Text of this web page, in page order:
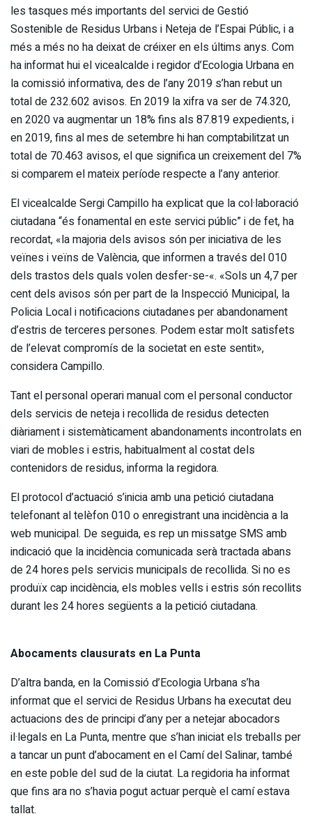
les tasques més importants del servici de Gestió
Sostenible de Residus Urbans i Neteja de l’Espai Públic, i a
més a més no ha deixat de créixer en els últims anys. Com
ha informat hui el vicealcalde i regidor d’Ecologia Urbana en
la comissió informativa, des de l’any 2019 s’han rebut un
total de 232.602 avisos. En 2019 la xifra va ser de 74.320,
en 2020 va augmentar un 18% fins als 87.819 expedients, i
en 2019, fins al mes de setembre hi han comptabilitzat un
total de 70.463 avisos, el que significa un creixement del 7%
si comparem el mateix període respecte a l’any anterior.
El vicealcalde Sergi Campillo ha explicat que la col·laboració
ciutadana “és fonamental en este servici públic” i de fet, ha
recordat, «la majoria dels avisos són per iniciativa de les
veïnes i veïns de València, que informen a través del 010
dels trastos dels quals volen desfer-se-«. «Sols un 4,7 per
cent dels avisos són per part de la Inspecció Municipal, la
Policia Local i notificacions ciutadanes per abandonament
d’estris de terceres persones. Podem estar molt satisfets
de l’elevat compromís de la societat en este sentit»,
considera Campillo.
Tant el personal operari manual com el personal conductor
dels servicis de neteja i recollida de residus detecten
diàriament i sistemàticament abandonaments incontrolats en
viari de mobles i estris, habitualment al costat dels
contenidors de residus, informa la regidora.
El protocol d’actuació s’inicia amb una petició ciutadana
telefonant al telèfon 010 o enregistrant una incidència a la
web municipal. De seguida, es rep un missatge SMS amb
indicació que la incidència comunicada serà tractada abans
de 24 hores pels servicis municipals de recollida. Si no es
produïx cap incidència, els mobles vells i estris són recollits
durant les 24 hores següents a la petició ciutadana.
Abocaments clausurats en La Punta
D’altra banda, en la Comissió d’Ecologia Urbana s’ha
informat que el servici de Residus Urbans ha executat deu
actuacions des de principi d’any per a netejar abocadors
il·legals en La Punta, mentre que s’han iniciat els treballs per
a tancar un punt d’abocament en el Camí del Salinar, també
en este poble del sud de la ciutat. La regidoria ha informat
que fins ara no s’havia pogut actuar perquè el camí estava
tallat.